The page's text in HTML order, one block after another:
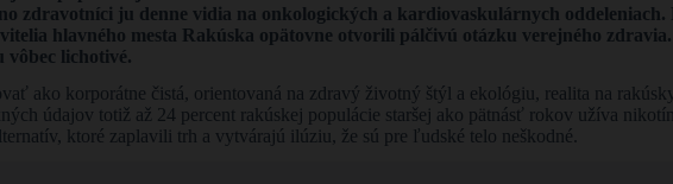
zdravotníci ju denne vidia na onkologických a kardiovaskulárnych oddeleniach.
hlavného mesta Rakúska opätovne otvorili pálčivú otázku verejného
vôbec lichotivé.
ako korporátne čistá, orientovaná na zdravý životný štýl a ekológiu, realita na
údajov totiž až 24 percent rakúskej populácie staršej ako pätnásť rokov užíva
ktoré zaplavili trh a vytvárajú ilúziu, že sú pre ľudské telo neškodné.